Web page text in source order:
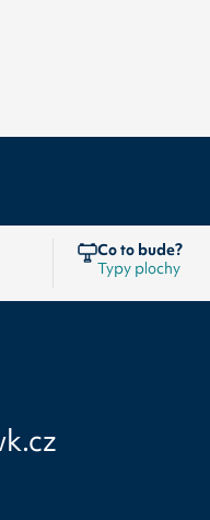
Co to bude?